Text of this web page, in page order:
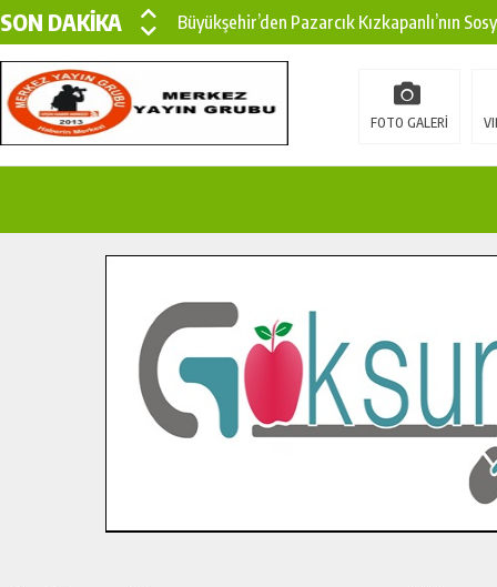
SON DAKİKA
Büyükşehir’den Pazarcık Kızkapanlı’nın
Büyükşehir’den Pazarcık Kırsalına Modern
Çin’den KSÜ’ye Uluslararası Başarı:
İlçe Jandarma Komutanı Karakaya’dan
Bertiz’in Yeni Köprüsünde Sona Doğru.
FOTO GALERİ